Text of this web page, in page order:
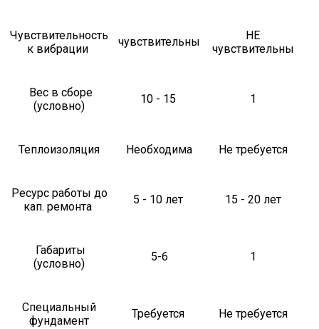
Чувствительность
к вибрации
чувствительны
НЕ
чувствительны
Вес в сборе
(условно)
10 - 15 1
Теплоизоляция Необходима Не требуется
Ресурс работы до
кап. ремонта
5 - 10 лет 15 - 20 лет
Габариты
(условно)
5-6 1
Специальный
фундамент
Требуется Не требуется